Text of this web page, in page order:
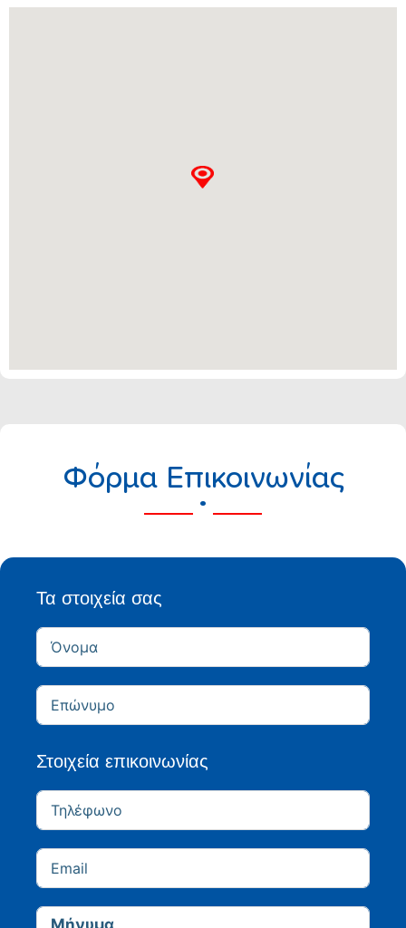
Φόρμα Επικοινωνίας
.
Τα στοιχεία σας
Στοιχεία επικοινωνίας